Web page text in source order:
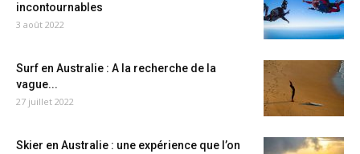
incontournables
3 août 2022
Surf en Australie : A la recherche de la
vague...
27 juillet 2022
Skier en Australie : une expérience que l’on